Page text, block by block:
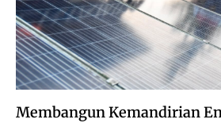
Membangun Kemandirian